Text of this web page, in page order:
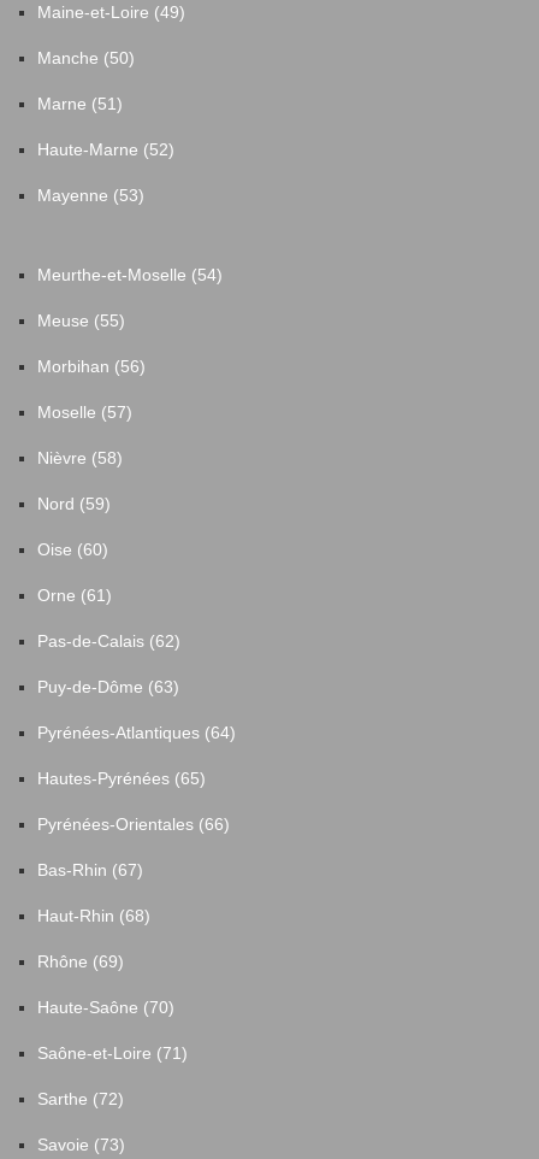
Maine-et-Loire (49)
Manche (50)
Marne (51)
Haute-Marne (52)
Mayenne (53)
Meurthe-et-Moselle (54)
Meuse (55)
Morbihan (56)
Moselle (57)
Nièvre (58)
Nord (59)
Oise (60)
Orne (61)
Pas-de-Calais (62)
Puy-de-Dôme (63)
Pyrénées-Atlantiques (64)
Hautes-Pyrénées (65)
Pyrénées-Orientales (66)
Bas-Rhin (67)
Haut-Rhin (68)
Rhône (69)
Haute-Saône (70)
Saône-et-Loire (71)
Sarthe (72)
Savoie (73)